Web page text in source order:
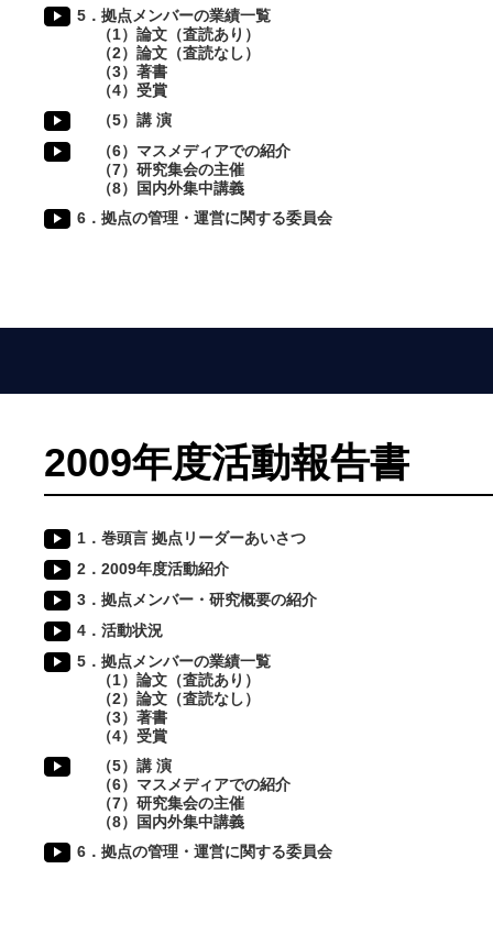
5．拠点メンバーの業績一覧
（1）論文（査読あり）
（2）論文（査読なし）
（3）著書
（4）受賞
（5）講 演
（6）マスメディアでの紹介
（7）研究集会の主催
（8）国内外集中講義
6．拠点の管理・運営に関する委員会
2009年度活動報告書
1．巻頭言 拠点リーダーあいさつ
2．2009年度活動紹介
3．拠点メンバー・研究概要の紹介
4．活動状況
5．拠点メンバーの業績一覧
（1）論文（査読あり）
（2）論文（査読なし）
（3）著書
（4）受賞
（5）講 演
（6）マスメディアでの紹介
（7）研究集会の主催
（8）国内外集中講義
6．拠点の管理・運営に関する委員会